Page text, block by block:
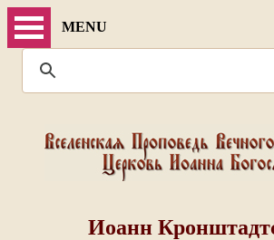
MENU
Иоанн